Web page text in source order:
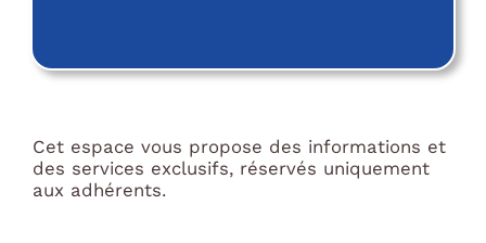
Cet espace vous propose des informations et
des services exclusifs, réservés uniquement
aux adhérents.